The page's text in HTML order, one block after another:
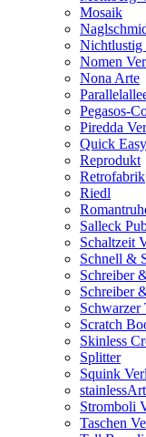
Mosaik
Nichtlustig
Nomen
Nona Arte
Pegasos-
Piredda
Quick
Reprodukt
Retrofabrik
Riedl
Salleck
Schaltzeit
Schnell &
Schreiber
Schreiber
Schwarzer
Scratch
Skinless
Splitter
Squink
stainlessArt
Stromboli
Taschen